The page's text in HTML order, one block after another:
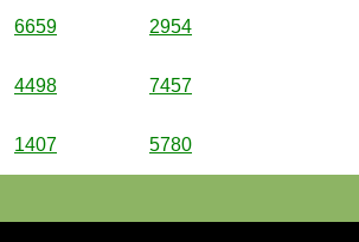
6659 2954
4498 7457
1407 5780